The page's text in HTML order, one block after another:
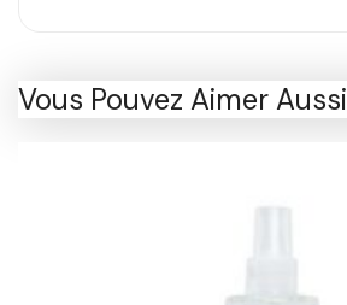
Vous Pouvez Aimer Aussi